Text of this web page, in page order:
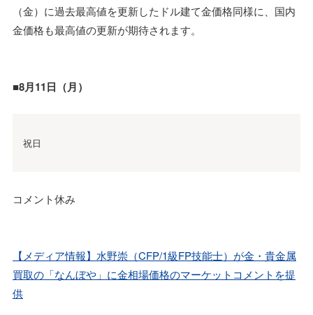
（金）に過去最高値を更新したドル建て金価格同様に、国内
金価格も最高値の更新が期待されます。
■8月11日（月）
祝日
コメント休み
【メディア情報】水野崇（CFP/1級FP技能士）が金・貴金属
買取の「なんぼや」に金相場価格のマーケットコメントを提
供